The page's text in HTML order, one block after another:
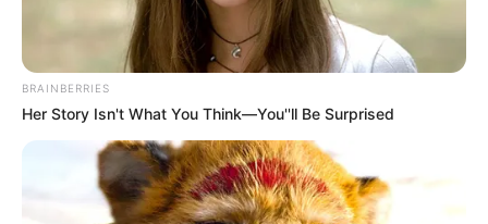
PostedFriss hírek
Se koporsó, se fejfa. VÉGE A
hagyományos koporsós és urnás
temetéseknek!
BRAINBERRIES
Her Story Isn't What You Think—You''ll Be Surprised